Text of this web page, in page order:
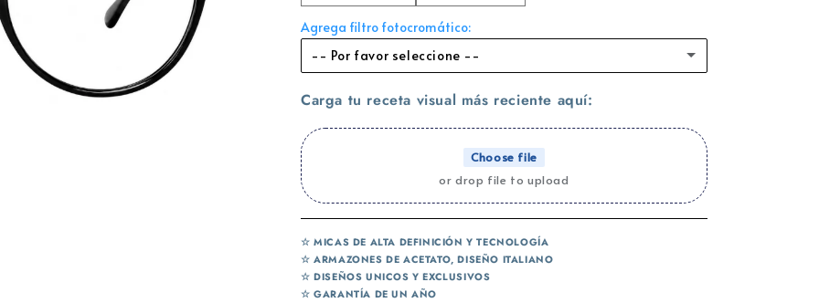
Agrega filtro fotocromático:
-- Por favor seleccione --
Fotocromático azul +$1000
Fotocromático verde +$1000
Fotocromático café +$1000
Fotocromático rosa +$1000
Carga tu receta visual más reciente aquí:
Choose file
or drop file to upload
☆ MICAS DE ALTA DEFINICIÓN Y TECNOLOGÍA
☆ ARMAZONES DE ACETATO, DISEÑO ITALIANO
☆ DISEÑOS UNICOS Y EXCLUSIVOS
☆ GARANTÍA DE UN AÑO